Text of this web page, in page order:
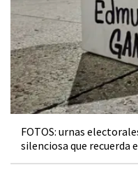
FOTOS: urnas
silenciosa que recuerda